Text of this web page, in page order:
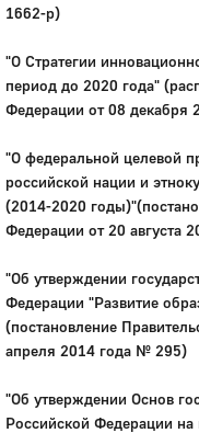
1662-р)
"О Стратегии
период до 2020 года"
Федерации от 08 декабря
"О федеральной целевой
российской нации и
(2014-2020
Федерации от 20 августа
"Об утверждении
Федерации "Развитие
(постановление
апреля 2014 года № 295)
"Об утверждении Основ
Российской Федерации